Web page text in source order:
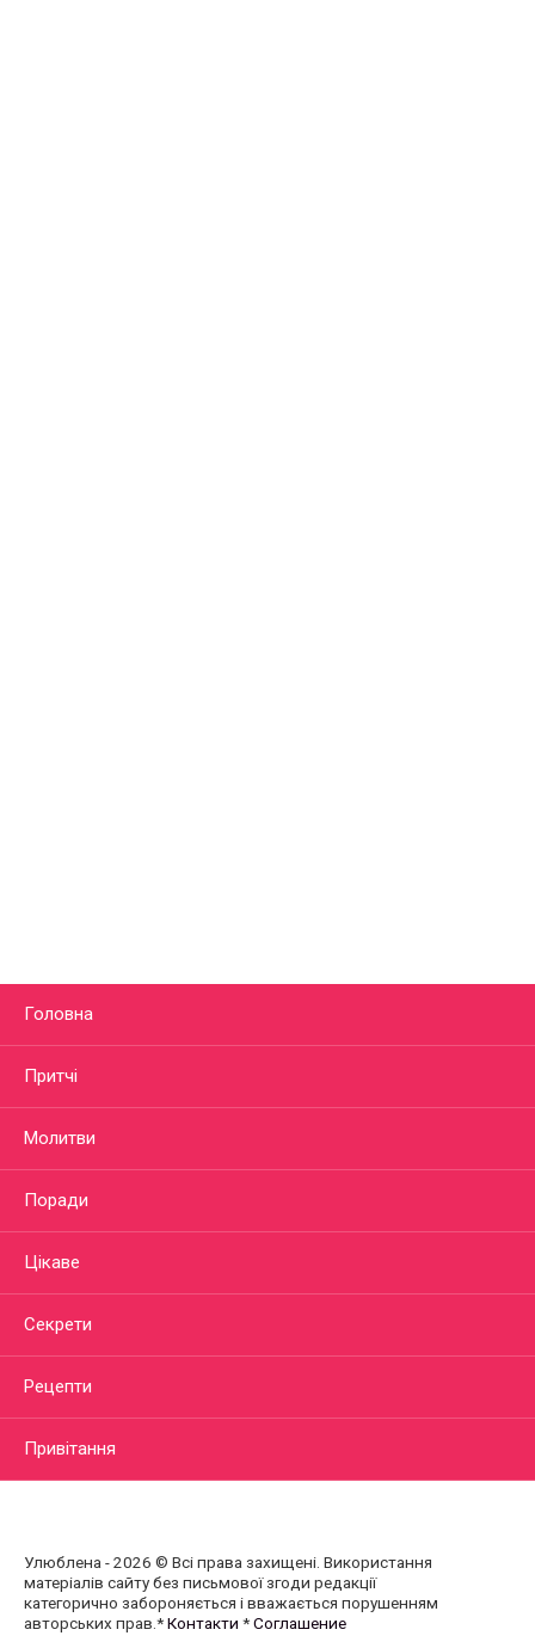
Головна
Притчі
Молитви
Поради
Цікаве
Секрети
Рецепти
Привітання
Улюблена - 2026 © Всі права захищені. Використання
матеріалів сайту без письмової згоди редакції
категорично забороняється і вважається порушенням
авторських прав.*Контакти *Соглашение